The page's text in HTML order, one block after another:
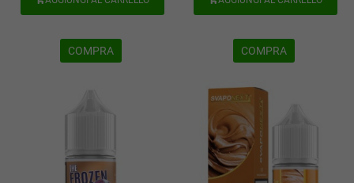
COMPRA COMPRA